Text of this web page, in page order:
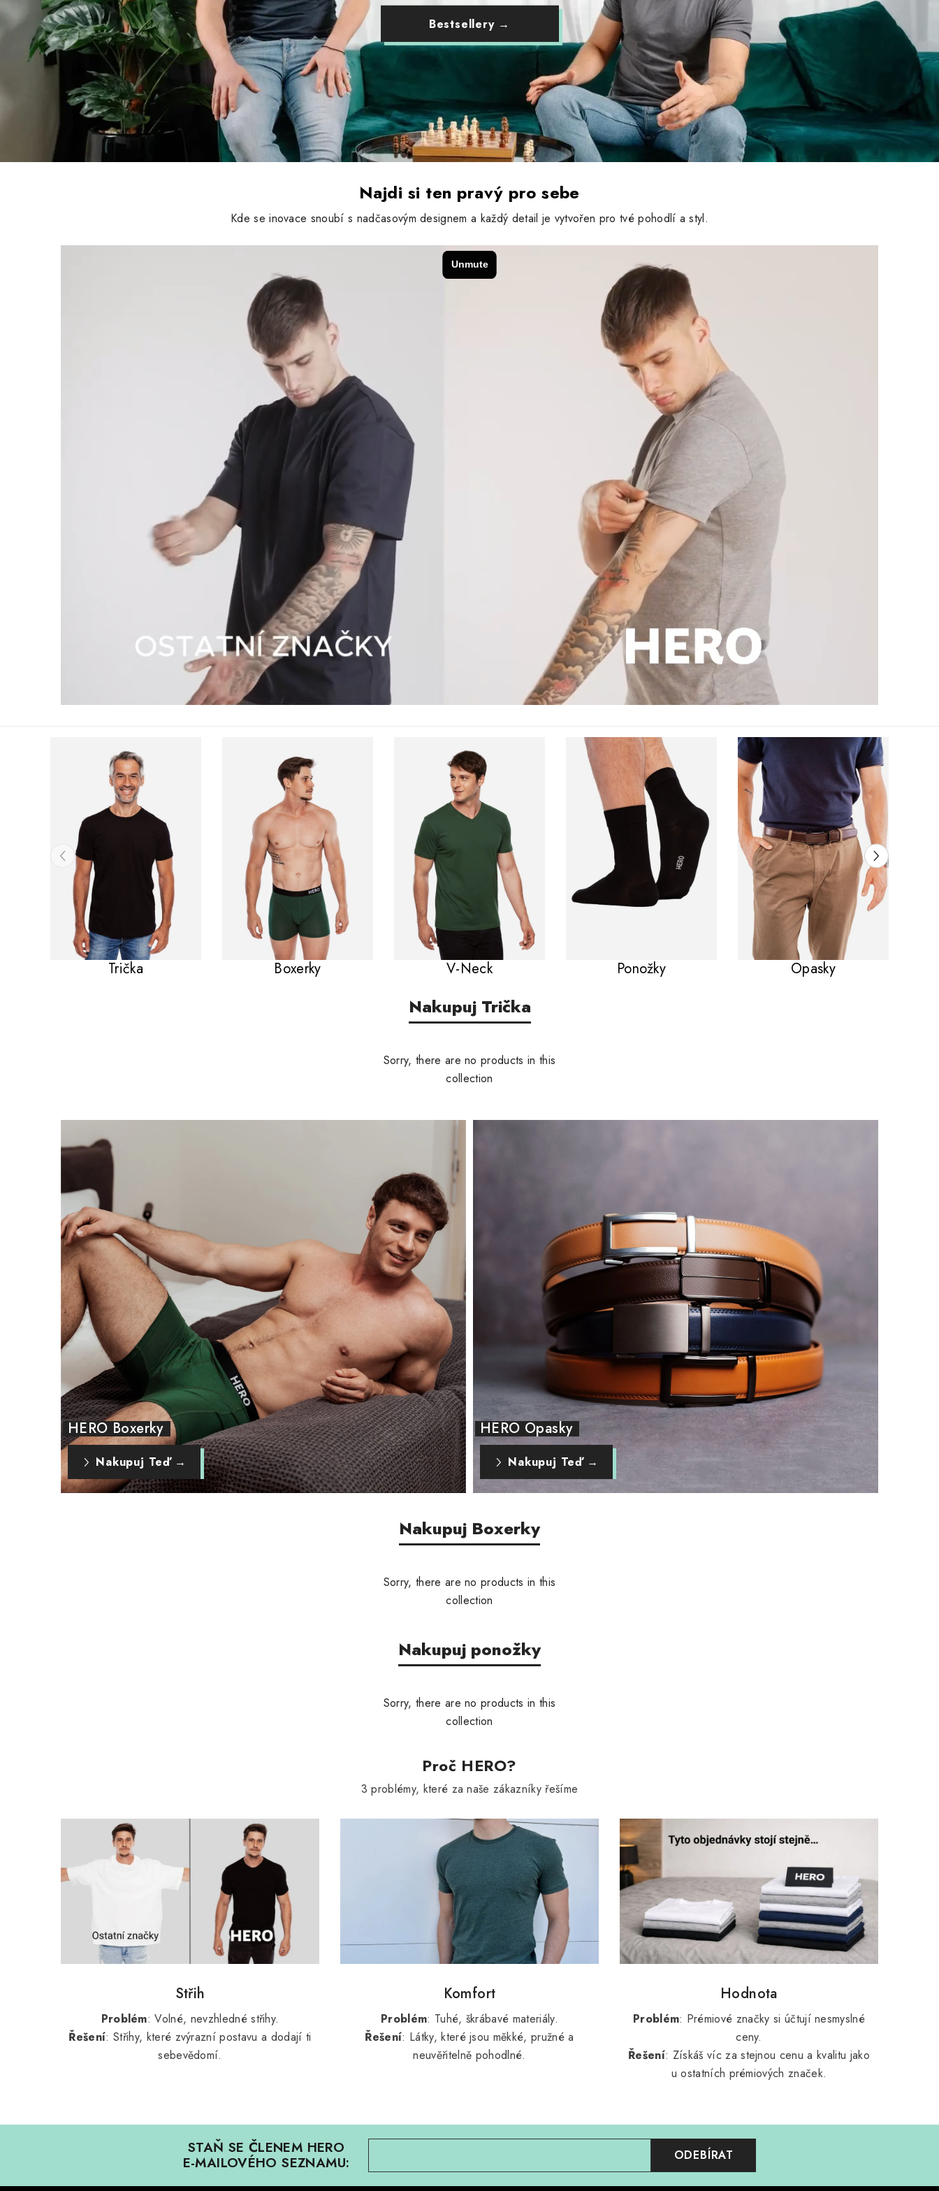
Bestsellery →
Najdi si ten pravý pro sebe
Kde se inovace snoubí s nadčasovým designem a každý detail je vytvořen pro tvé pohodlí a styl.
Trička Boxerky V-Neck Ponožky Opasky
Nakupuj Trička
Sorry, there are no products in this
collection
HERO Boxerky
Nakupuj Teď →
HERO Opasky
Nakupuj Teď →
Nakupuj Boxerky
Sorry, there are no products in this
collection
Nakupuj ponožky
Sorry, there are no products in this
collection
Proč HERO?
3 problémy, které za naše zákazníky řešíme
Střih
Problém: Volné, nevzhledné střihy.
Řešení: Střihy, které zvýrazní postavu a dodají ti
sebevědomí.
Komfort
Problém: Tuhé, škrábavé materiály.
Řešení: Látky, které jsou měkké, pružné a
neuvěřitelně pohodlné.
Hodnota
Problém: Prémiové značky si účtují nesmyslné
ceny.
Řešení: Získáš víc za stejnou cenu a kvalitu jako
u ostatních prémiových značek.
STAŇ SE ČLENEM HERO
E-MAILOVÉHO SEZNAMU:
ODEBÍRAT